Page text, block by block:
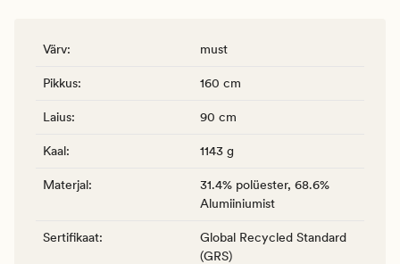
Värv: must
Pikkus: 160 cm
Laius: 90 cm
Kaal: 1143 g
Materjal:
31.4% polüester, 68.6%
Alumiiniumist
Sertifikaat:
Global Recycled Standard
(GRS)